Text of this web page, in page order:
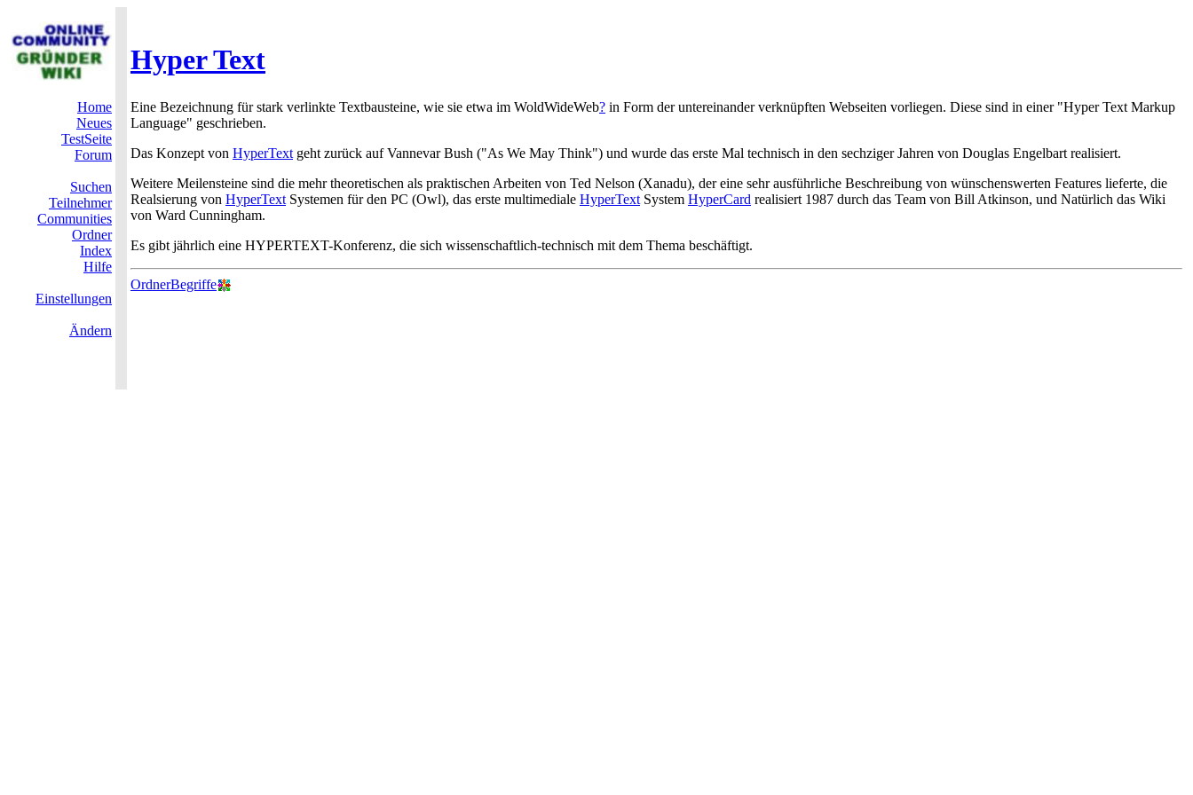
Hyper Text
Home
Neues
TestSeite
Forum
Suchen
Teilnehmer
Communities
Ordner
Index
Hilfe
Einstellungen
Ändern
Eine Bezeichnung für stark verlinkte Textbausteine, wie sie etwa im WoldWideWeb? in Form der untereinander verknüpften Webseiten vorliegen. Diese sind in einer "Hyper Text Markup
Language" geschrieben.
Das Konzept von HyperText geht zurück auf Vannevar Bush ("As We May Think") und wurde das erste Mal technisch in den sechziger Jahren von Douglas Engelbart realisiert.
Weitere Meilensteine sind die mehr theoretischen als praktischen Arbeiten von Ted Nelson (Xanadu), der eine sehr ausführliche Beschreibung von wünschenswerten Features lieferte, die
Realsierung von HyperText Systemen für den PC (Owl), das erste multimediale HyperText System HyperCard realisiert 1987 durch das Team von Bill Atkinson, und Natürlich das Wiki
von Ward Cunningham.
Es gibt jährlich eine HYPERTEXT-Konferenz, die sich wissenschaftlich-technisch mit dem Thema beschäftigt.
OrdnerBegriffe